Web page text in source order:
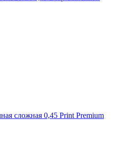
сложная 0,45 Print Premium